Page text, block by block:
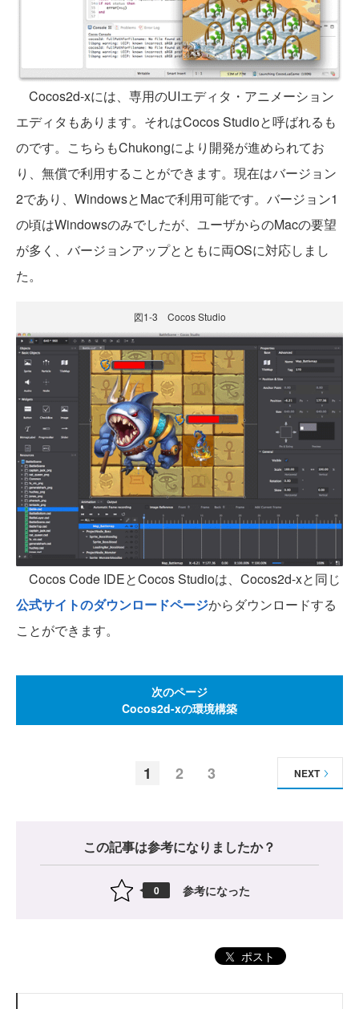
Cocos2d-xには、専用のUIエディタ・アニメーション
エディタもあります。それはCocos Studioと呼ばれるも
のです。こちらもChukongにより開発が進められてお
り、無償で利用することができます。現在はバージョン
2であり、WindowsとMacで利用可能です。バージョン1
の頃はWindowsのみでしたが、ユーザからのMacの要望
が多く、バージョンアップとともに両OSに対応しまし
た。
図1-3 Cocos Studio
Cocos Code IDEとCocos Studioは、Cocos2d-xと同じ
公式サイトのダウンロードページからダウンロードする
ことができます。
次のページ
Cocos2d-xの環境構築
1 2 3 NEXT
この記事は参考になりましたか？
0 参考になった
ポスト